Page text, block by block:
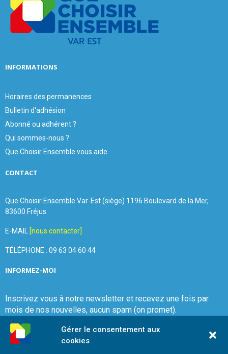
Gérer le consentement aux
cookies
INFORMATIONS
Horaires des permanences
Bulletin d'adhésion
Abonné ou adhérent ?
Qui sommes-nous ?
Que Choisir Ensemble vous aide
CONTACT
Que Choisir Ensemble Var-Est (siège) 1196 Boulevard de la Mer,
83600 Fréjus
E-MAIL [nous contacter]
TÉLÉPHONE : 09 63 04 60 44
INFORMEZ-MOI
Inscrivez vous à notre newsletter et recevez une fois par
mois de nos nouvelles, aucun spam (on promet).